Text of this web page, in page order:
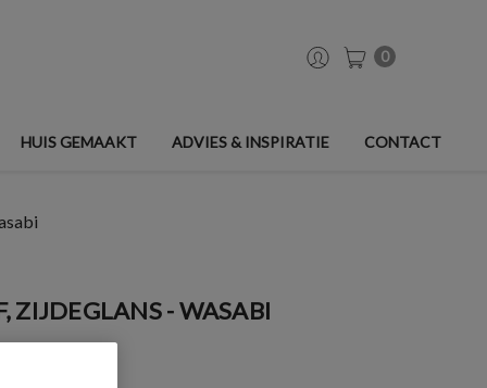
0
HUIS GEMAAKT ADVIES & INSPIRATIE CONTACT
ZIJDEGLANS - WASABI